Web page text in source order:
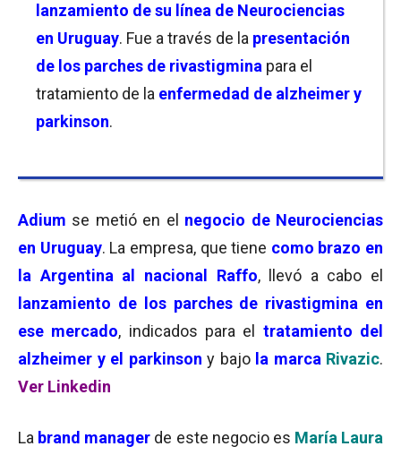
lanzamiento de su línea de Neurociencias
en Uruguay. Fue a través de la presentación
de los parches de rivastigmina para el
tratamiento de la enfermedad de alzheimer y
parkinson.
Adium se metió en el negocio de Neurociencias
en Uruguay. La empresa, que tiene como brazo en
la Argentina al nacional Raffo, llevó a cabo el
lanzamiento de los parches de rivastigmina en
ese mercado, indicados para el tratamiento del
alzheimer y el parkinson y bajo la marca Rivazic.
Ver Linkedin
La brand manager de este negocio es María Laura